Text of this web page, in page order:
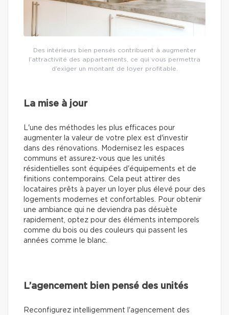
Des intérieurs bien pensés contribuent à augmenter
l’attractivité des appartements, ce qui vous permettra
d’exiger un montant de loyer profitable.
La mise à jour
L'une des méthodes les plus efficaces pour
augmenter la valeur de votre plex est d'investir
dans des rénovations. Modernisez les espaces
communs et assurez-vous que les unités
résidentielles sont équipées d'équipements et de
finitions contemporains. Cela peut attirer des
locataires prêts à payer un loyer plus élevé pour des
logements modernes et confortables. Pour obtenir
une ambiance qui ne deviendra pas désuète
rapidement, optez pour des éléments intemporels
comme du bois ou des couleurs qui passent les
années comme le blanc.
L’agencement bien pensé des unités
Reconfigurez intelligemment l'agencement des